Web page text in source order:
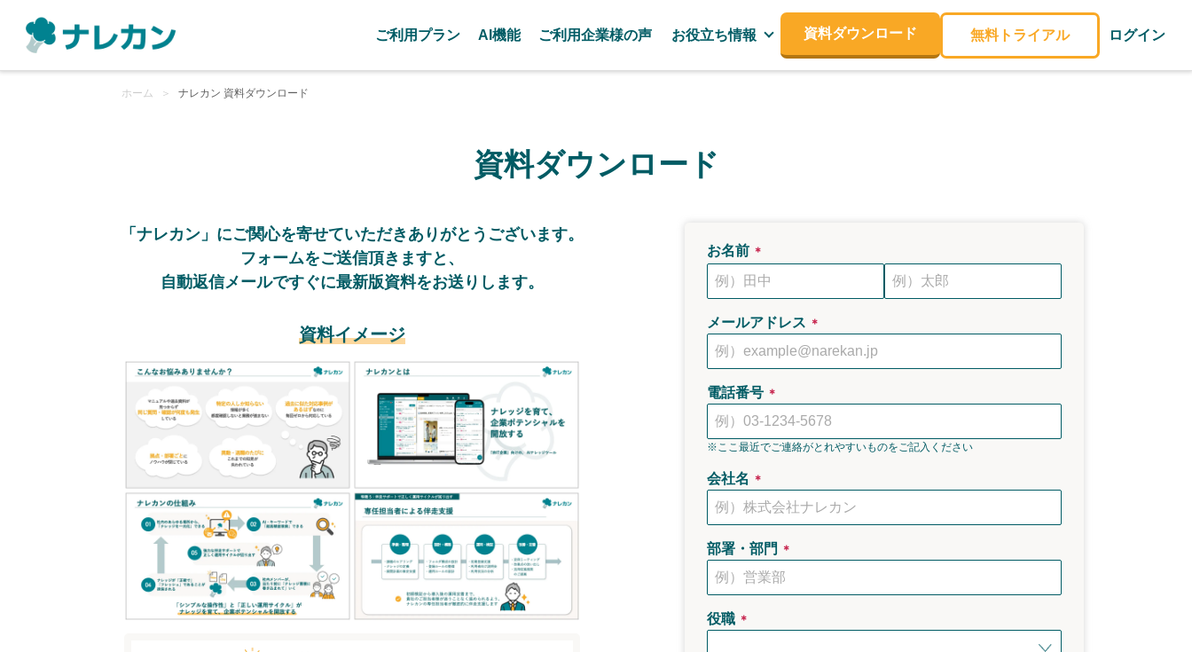
ご利用プラン AI機能 ご利用企業様の声 お役立ち情報 資料ダウンロード 無料トライアル ログイン
ホーム ＞ ナレカン 資料ダウンロード
資料ダウンロード
「ナレカン」にご関心を寄せていただき ありがとうございます。
フォームをご送信頂きますと、
自動返信メールですぐに最新版資料をお送りします。
資料イメージ
お名前 ＊
メールアドレス ＊
電話番号 ＊
※ここ最近でご連絡がとれやすいものをご記入ください
会社名 ＊
部署・部門 ＊
役職 ＊